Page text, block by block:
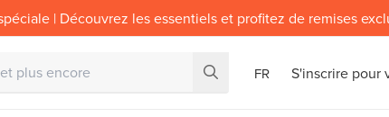
| Découvrez les essentiels et profitez de remises
FR S'inscrire pour